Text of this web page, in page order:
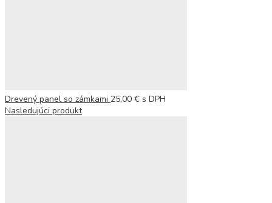
Drevený panel so zámkami 25,00 € s DPH
Nasledujúci produkt